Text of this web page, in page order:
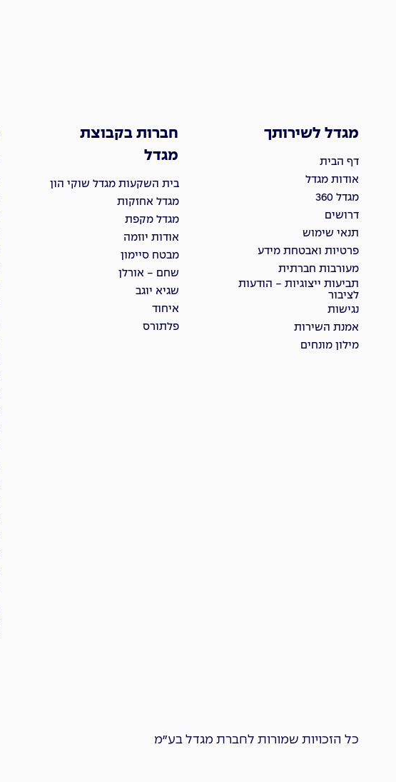
מגדל לשירותך
דף הבית
אודות מגדל
מגדל 360
דרושים
תנאי שימוש
פרטיות ואבטחת מידע
מעורבות חברתית
תביעות ייצוגיות - הודעות
לציבור
נגישות
אמנת השירות
מילון מונחים
חברות בקבוצת
מגדל
בית השקעות מגדל שוקי הון
מגדל אחזקות
מגדל מקפת
אודות יוזמה
מבטח סיימון
שחם - אורלן
שגיא יוגב
איחוד
פלתורס
כל הזכויות שמורות לחברת מגדל בע״מ